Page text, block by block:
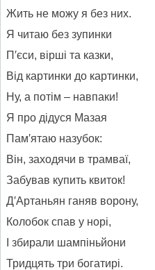
Жить не можу я без них.
Я читаю без зупинки
П′єси, вірші та казки,
Від картинки до картинки,
Ну, а потім – навпаки!
Я про дідуся Мазая
Пам′ятаю назубок:
Він, заходячи в трамваї,
Забував купить квиток!
Д′Артаньян ганяв ворону,
Колобок спав у норі,
І збирали шампіньйони
Тридцять три богатирі.